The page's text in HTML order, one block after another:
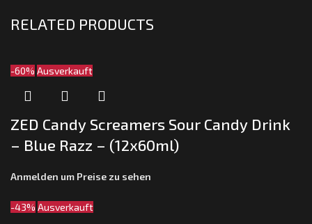
RELATED PRODUCTS
-60% Ausverkauft
ZED Candy Screamers Sour Candy Drink
– Blue Razz – (12x60ml)
Anmelden um Preise zu sehen
-43% Ausverkauft